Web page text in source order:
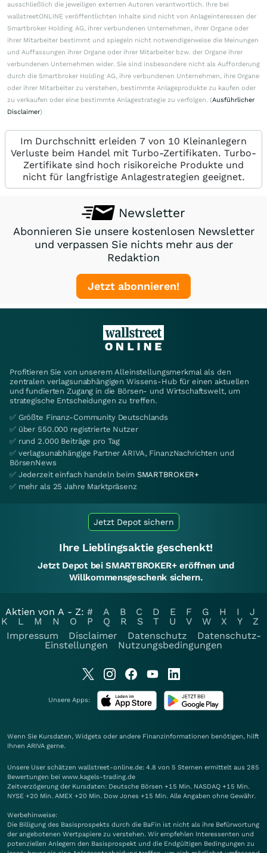
ausschließlich die jeweiligen externen Autoren verantwortlich. Ihre bei
wallstreetONLINE veröffentlichten Inhalte sind nicht von Anlageinteressen der
Smartbroker Holding AG, ihrer verbundenen Unternehmen, ihrer Organe oder
ihrer Mitarbeiter bestimmt und spiegeln nicht notwendigerweise die Meinungen
und Auffassungen ihrer Organe oder ihrer Mitarbeiter bzw. der Organe ihrer
verbundenen Unternehmen wider. Sie sind insbesondere nicht als Aufforderung
durch die Smartbroker Holding AG, ihre verbundenen Unternehmen, ihre Organe
oder ihrer Mitarbeiter zu verstehen, bestimmte Anlageprodukte zu kaufen oder
zu verkaufen oder eine bestimmte Anlagestrategie zu verfolgen. (Ausführlicher
Disclaimer)
Im Durchschnitt erleiden 7 von 10 Kleinanlegern
Verluste beim Handel mit Turbo-Zertifikaten. Turbo-
Zertifikate sind hoch risikoreiche Produkte und
nicht für langfristige Anlagestrategien geeignet.
Newsletter
Abonnieren Sie unsere kostenlosen Newsletter
und verpassen Sie nichts mehr aus der
Redaktion
Jetzt abonnieren!
Profitieren Sie von unserem Alleinstellungsmerkmal als den
zentralen verlagsunabhängigen Wissens-Hub für einen aktuellen
und fundierten Zugang in die Börsen- und Wirtschaftswelt, um
strategische Entscheidungen zu treffen.
✅ Größte Finanz-Community Deutschlands
✅ über 550.000 registrierte Nutzer
✅ rund 2.000 Beiträge pro Tag
✅ verlagsunabhängige Partner ARIVA, FinanzNachrichten und
BörsenNews
✅ Jederzeit einfach handeln beim SMARTBROKER+
✅ mehr als 25 Jahre Marktpräsenz
Jetzt Depot sichern
Ihre Lieblingsaktie geschenkt!
Jetzt Depot bei SMARTBROKER+ eröffnen und
Willkommensgeschenk sichern.
Aktien von A - Z: # A B C D E F G H I
J
K
L M N O P Q R S T U V W X Y
Z
Impressum
Disclaimer Datenschutz
Datenschutz-
Einstellungen
Nutzungsbedingungen
Unsere Apps:
Wenn Sie Kursdaten, Widgets oder andere Finanzinformationen benötigen, hilft
Ihnen ARIVA gerne.
Unsere User schätzen wallstreet-online.de: 4.8 von 5 Sternen ermittelt aus 285
Bewertungen bei www.kagels-trading.de
Zeitverzögerung der Kursdaten: Deutsche Börsen +15 Min. NASDAQ +15 Min.
NYSE +20 Min. AMEX +20 Min. Dow Jones +15 Min. Alle Angaben ohne Gewähr.
Werbehinweise:
Die Billigung des Basisprospekts durch die BaFin ist nicht als ihre Befürwortung
der angebotenen Wertpapiere zu verstehen. Wir empfehlen Interessenten und
potenziellen Anlegern den Basisprospekt und die Endgültigen Bedingungen zu